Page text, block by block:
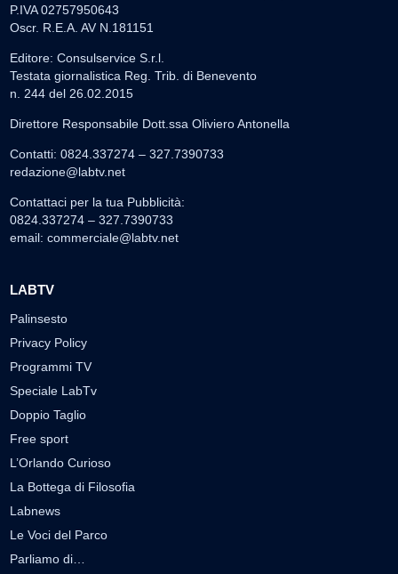
P.IVA 02757950643
Oscr. R.E.A. AV N.181151
Editore: Consulservice S.r.l.
Testata giornalistica Reg. Trib. di Benevento
n. 244 del 26.02.2015
Direttore Responsabile Dott.ssa Oliviero Antonella
Contatti: 0824.337274 – 327.7390733
redazione@labtv.net
Contattaci per la tua Pubblicità:
0824.337274 – 327.7390733
email: commerciale@labtv.net
LABTV
Palinsesto
Privacy Policy
Programmi TV
Speciale LabTv
Doppio Taglio
Free sport
L’Orlando Curioso
La Bottega di Filosofia
Labnews
Le Voci del Parco
Parliamo di…